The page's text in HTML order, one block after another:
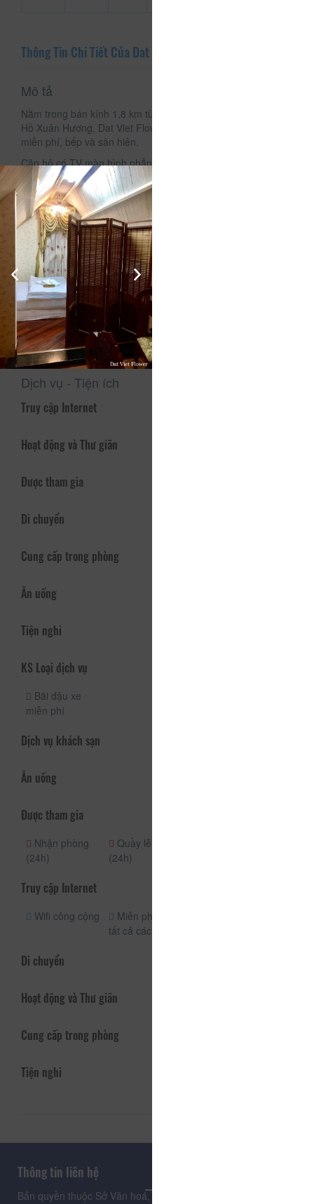
Thông Tin Chi Tiết Của Dat Viet Flower
Mô tả
Nằm trong bán kính 1,8 km từ Vườn hoa Đà Lạt và 3,5 km từ
Hồ Xuân Hương, Dat Viet Flower cung cấp chỗ nghỉ với Wi-Fi
miễn phí, bếp và sân hiên.
Căn hộ có TV màn hình phẳng, khu vực phòng ăn, ghế ngồi
và phòng tắm riêng với đồ vệ sinh cá nhân miễn phí, máy
sấy tóc cùng vòi sen.
Đat Viet Flower cũng có tiện nghi BBQ.
Du khách có thể thư giãn trong vườn.
Chỗ nghỉ cách Công viên Yersin 3,5 km và sân bay Liên
Khương 22 km.
Chỗ nghỉ này cũng được đánh giá là đáng giá tiền nhất ở Đà
Lạt! Khách sẽ tiết kiệm được nhiều hơn so với nghỉ tại những
chỗ nghỉ khác ở thành phố này.
Chúng tôi sử dụng ngôn ngữ của bạn!
Dịch vụ - Tiện ích
Truy cập Internet
Hoạt động và Thư giãn
Được tham gia
Di chuyển
Cung cấp trong phòng
Ăn uống
Tiện nghi
KS Loại dịch vụ
Bãi đậu xe
miễn phí
Dịch vụ khách sạn
Ăn uống
Được tham gia
Nhận phòng
(24h)
Quầy lễ tân
(24h)
Truy cập Internet
Wifi công cộng
Miễn phí wifi
tất cả các phòng
Di chuyển
Hoạt động và Thư giãn
Cung cấp trong phòng
Tiện nghi
Thông tin liên hệ
Bản quyền thuộc Sở Văn hoá, Thể thao và Du lịch Lâm Đồng.